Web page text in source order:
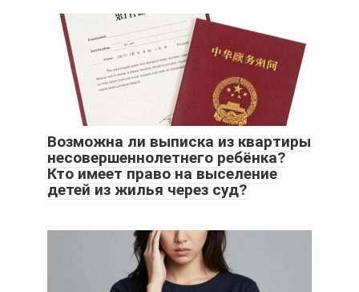
Возможна ли выписка из квартиры
несовершеннолетнего ребёнка?
Кто имеет право на выселение
детей из жилья через суд?